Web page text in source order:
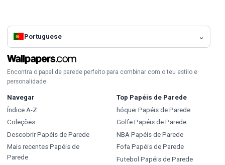
Portuguese
Encontra o papel de parede perfeito para combinar com o teu estilo e
personalidade.
Navegar
Índice A-Z
Coleções
Descobrir Papéis de Parede
Mais recentes Papéis de
Parede
Top Papéis de Parede
hóquei Papéis de Parede
Golfe Papéis de Parede
NBA Papéis de Parede
Fofa Papéis de Parede
Futebol Papéis de Parede